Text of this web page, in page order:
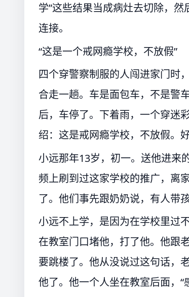
学”这些结果当成病灶去切除，
连接。
“这是一个戒网瘾学校，不放假”
四个穿警察制服的人闯进家门时
合走一趟。车是面包车，不是警
后，车停了。下着雨，一个穿迷
绍：这是戒网瘾学校，不放假。
小远那年13岁，初一。送他进来
频上刷到过这家学校的推广，离
了。他们事先跟奶奶说，有人带
小远不上学，是因为在学校里过
在教室门口堵他，打了他。他跟
要跳楼了。他从没说过这句话，
他了。他一个人坐在教室后面，“